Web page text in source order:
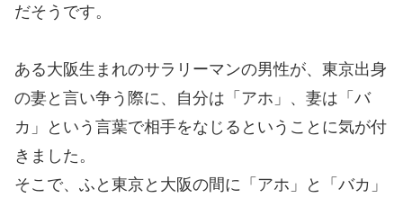
だそうです。
ある大阪生まれのサラリーマンの男性が、東京出身
の妻と言い争う際に、自分は「アホ」、妻は「バ
カ」という言葉で相手をなじるということに気が付
きました。
そこで、ふと東京と大阪の間に「アホ」と「バカ」